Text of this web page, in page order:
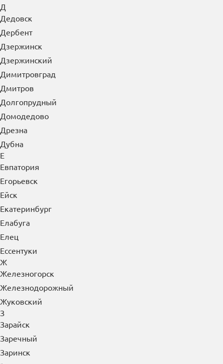
Горно-Алтайск
Грозный
Губкин
Гуково
Гусь-Хрустальный
Д
Дедовск
Дербент
Дзержинск
Дзержинский
Димитровград
Дмитров
Долгопрудный
Домодедово
Дрезна
Дубна
Е
Евпатория
Егорьевск
Ейск
Екатеринбург
Елабуга
Елец
Ессентуки
Железногорск
Железнодорожный